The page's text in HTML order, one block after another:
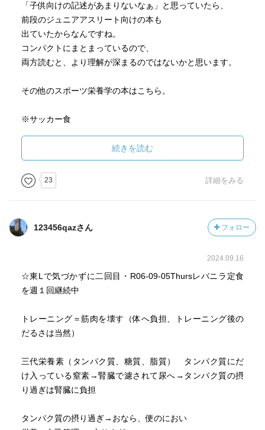
「子供向けの記述があまりないなぁ」と思っていたら、
前段のジュニアアスリート向けの本も
出ていたからなんですね。
コンパクトにまとまっているので、
両方読むと、より理解が深まるのではないかと思います。
その他のスポーツ栄養学の本はこちら。
※サッカー食
※長友佑都のファットアダプト食事法
https://booklog.jp/users/noguri/archives/1/4344034775#co
※王者の食ノート
※鉄人中澤佑二の食トレ
ment
https://booklog.jp/users/noguri/archives/1/4058016396#co
mment
続きを読む
23 詳細をみる
123456qazさん フォロー
2024.09.16
☆東Lで気づかずに二回目・R06-09-05Thursレバニラ定食
を週１回継続中
トレーニング＝筋肉を壊す（体へ負担、トレーニング後の
だるさは当然）
三代栄養素（タンパク質、糖質、脂質） タンパク質にだ
け入っている窒素→腎臓で濾されて尿へ→タンパク質の摂
り過ぎは腎臓に負担
タンパク質の摂り過ぎ→おなら、便のにおい